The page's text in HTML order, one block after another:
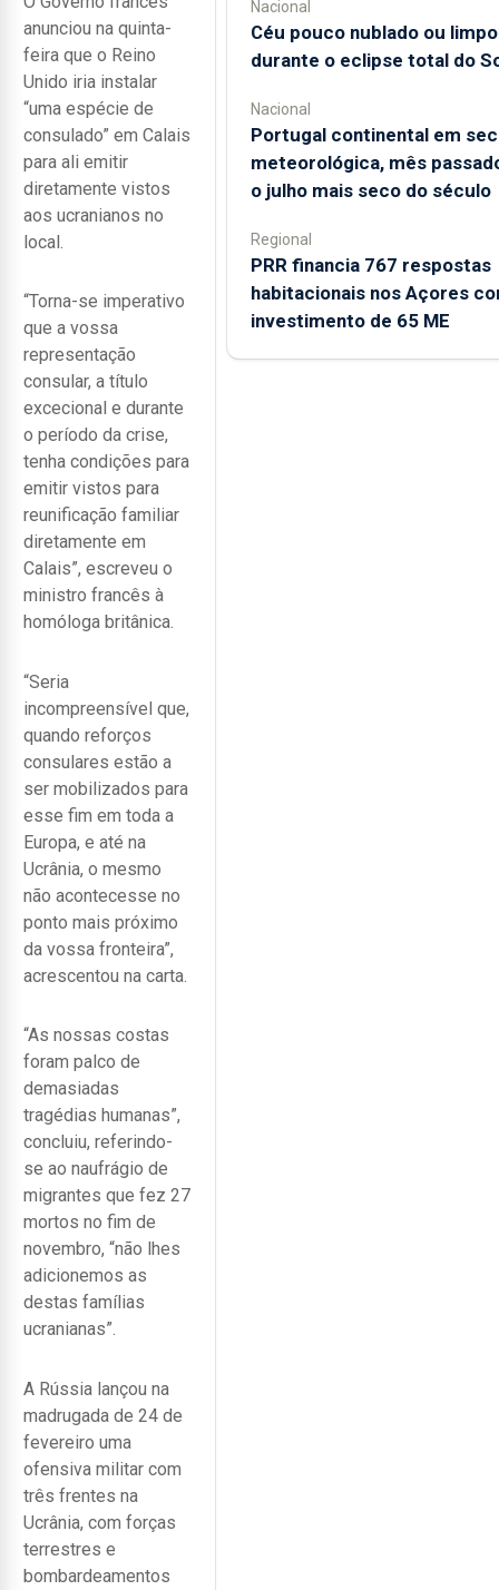
anunciou na quinta-
feira que o Reino
Unido iria instalar
“uma espécie de
consulado” em Calais
para ali emitir
diretamente vistos
aos ucranianos no
local.
“Torna-se imperativo
que a vossa
representação
consular, a título
excecional e durante
o período da crise,
tenha condições para
emitir vistos para
reunificação familiar
diretamente em
Calais”, escreveu o
ministro francês à
homóloga britânica.
“Seria
incompreensível que,
quando reforços
consulares estão a
ser mobilizados para
esse fim em toda a
Europa, e até na
Ucrânia, o mesmo
não acontecesse no
ponto mais próximo
da vossa fronteira”,
acrescentou na carta.
“As nossas costas
foram palco de
demasiadas
tragédias humanas”,
concluiu, referindo-
se ao naufrágio de
migrantes que fez 27
mortos no fim de
novembro, “não lhes
adicionemos as
destas famílias
ucranianas”.
A Rússia lançou na
madrugada de 24 de
fevereiro uma
ofensiva militar com
três frentes na
Ucrânia, com forças
terrestres e
bombardeamentos
Nacional
Céu pouco nublado ou limpo
durante o eclipse total do
Nacional
Portugal continental em
meteorológica, mês
o julho mais seco do século
Regional
PRR financia 767 respostas
habitacionais nos Açores
investimento de 65 ME